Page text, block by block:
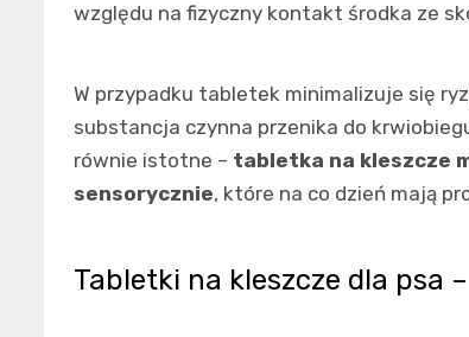
względu na fizyczny kontakt środka ze
W przypadku tabletek minimalizuje się
substancja czynna przenika do
równie istotne – tabletka na kleszcze
sensorycznie, które na co dzień mają
Tabletki na kleszcze dla psa